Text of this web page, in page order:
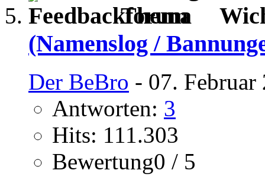
(Namenslog /
Der BeBro - 07.
Antworten: 3
Hits: 111.303
Bewertung0 / 5